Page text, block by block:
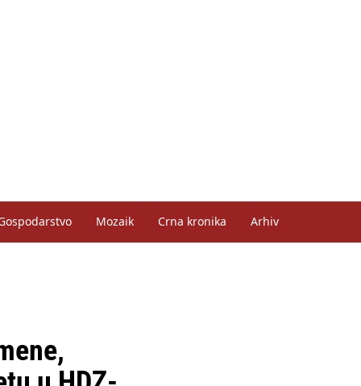
Mozaik Crna kronika Arhiv